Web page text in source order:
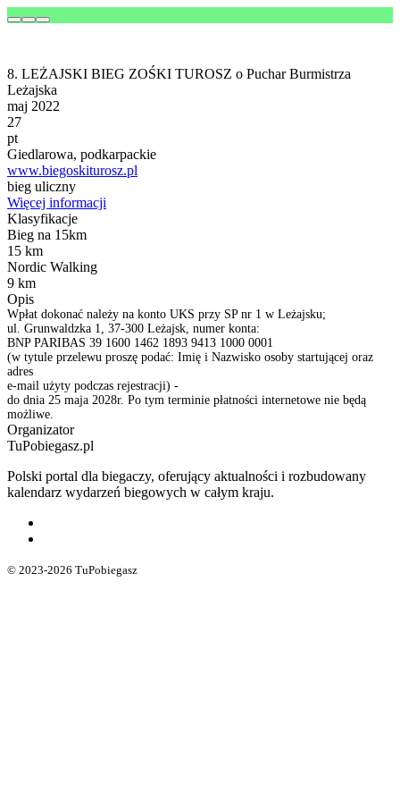
8. LEŻAJSKI BIEG ZOŚKI TUROSZ o Puchar Burmistrza
Leżajska
maj 2022
27
pt
Giedlarowa, podkarpackie
www.biegoskiturosz.pl
bieg uliczny
Więcej informacji
Klasyfikacje
Bieg na 15km
15 km
Nordic Walking
9 km
Opis
Wpłat dokonać należy na konto UKS przy SP nr 1 w Leżajsku;
ul. Grunwaldzka 1, 37-300 Leżajsk, numer konta:
BNP PARIBAS 39 1600 1462 1893 9413 1000 0001
(w tytule przelewu proszę podać: Imię i Nazwisko osoby startującej oraz
adres
e-mail użyty podczas rejestracji) -
do dnia 25 maja 2028r. Po tym terminie płatności internetowe nie będą
możliwe.
Organizator
TuPobiegasz.pl
Polski portal dla biegaczy, oferujący aktualności i rozbudowany
kalendarz wydarzeń biegowych w całym kraju.
© 2023-2026 TuPobiegasz